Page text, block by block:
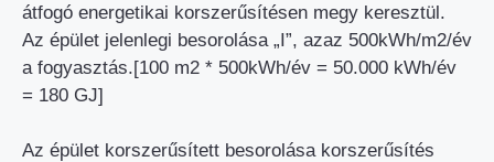
átfogó energetikai korszerűsítésen megy keresztül.
Az épület jelenlegi besorolása „I”, azaz 500kWh/m2/év
a fogyasztás.[100 m2 * 500kWh/év = 50.000 kWh/év
= 180 GJ]
Az épület korszerűsített besorolása korszerűsítés